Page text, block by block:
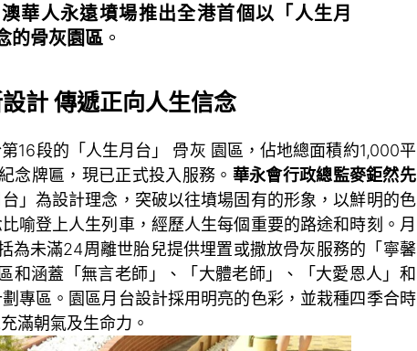
華人永遠墳場推出全港首個以「人生月
的骨灰園區 。
設計 傳遞正向人生信念
16段的「人生月台」 骨灰 園區，佔地總面積約1,000平
念牌匾，現已正式投入服務。 華永會行政總監麥鉅然先
」為設計理念，突破以往墳場固有的形象，以鮮明的色
喻登上人生列車，經歷人生每個重要的路途和時刻。月
為未滿24周離世胎兒提供埋置或撒放骨灰服務的「寧馨
和涵蓋「無言老師」、「大體老師」、「大愛恩人」和
劃專區。園區月台設計採用明亮的色彩，並栽種四季合時
滿朝氣及生命力。